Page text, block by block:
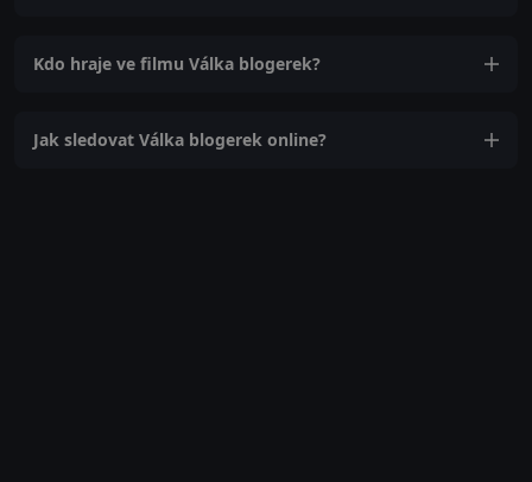
Kdo hraje ve filmu Válka blogerek?
Jak sledovat Válka blogerek online?